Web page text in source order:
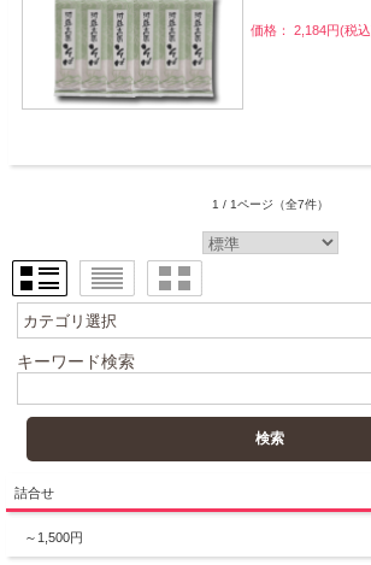
価格： 2,184円(税
1 / 1ページ （全7件）
キーワード検索
詰合せ
～1,500円